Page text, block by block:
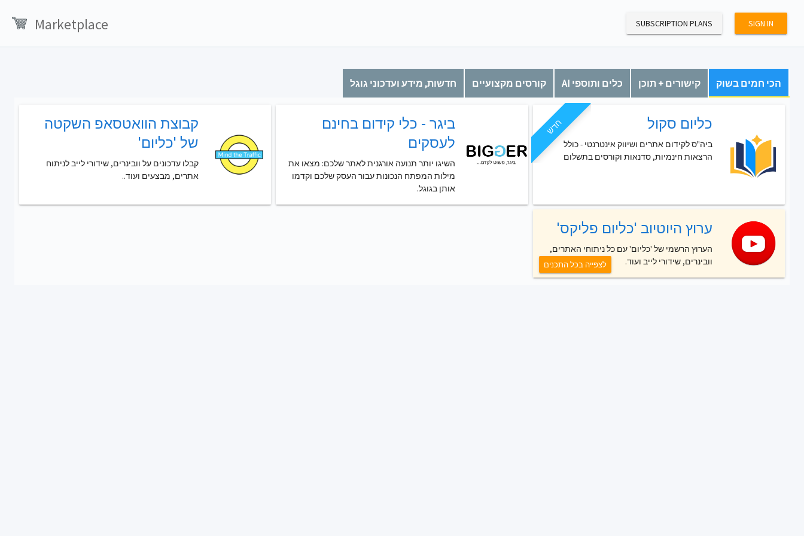
Marketplace SUBSCRIPTION PLANS SIGN IN
חדשות, מידע ועדכוני גוגל קורסים מקצועיים כלים ותוספי AI קישורים + תוכן הכי חמים בשוק
חדש כליום סקול
ביה"ס לקידום אתרים ושיווק אינטרנטי - כולל
הרצאות חינמיות, סדנאות וקורסים בתשלום
ביגר - כלי קידום בחינם
לעסקים
השיגו יותר תנועה אורגנית לאתר שלכם: מצאו את
מילות המפתח הנכונות עבור העסק שלכם וקדמו
אותן בגוגל.
קבוצת הוואטסאפ השקטה
של 'כליום'
קבלו עדכונים על וובינרים, שידורי לייב לניתוח
אתרים, מבצעים ועוד..
ערוץ היוטיוב 'כליום פליקס'
הערוץ הרשמי של 'כליום' עם כל ניתוחי האתרים,
וובינרים, שידורי לייב ועוד.
לצפייה בכל התכנים